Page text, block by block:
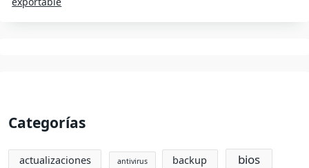
Categorías
actualizaciones antivirus backup bios